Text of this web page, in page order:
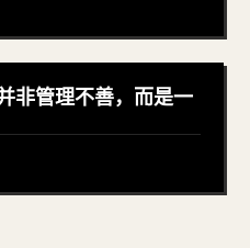
非管理不善，而是一